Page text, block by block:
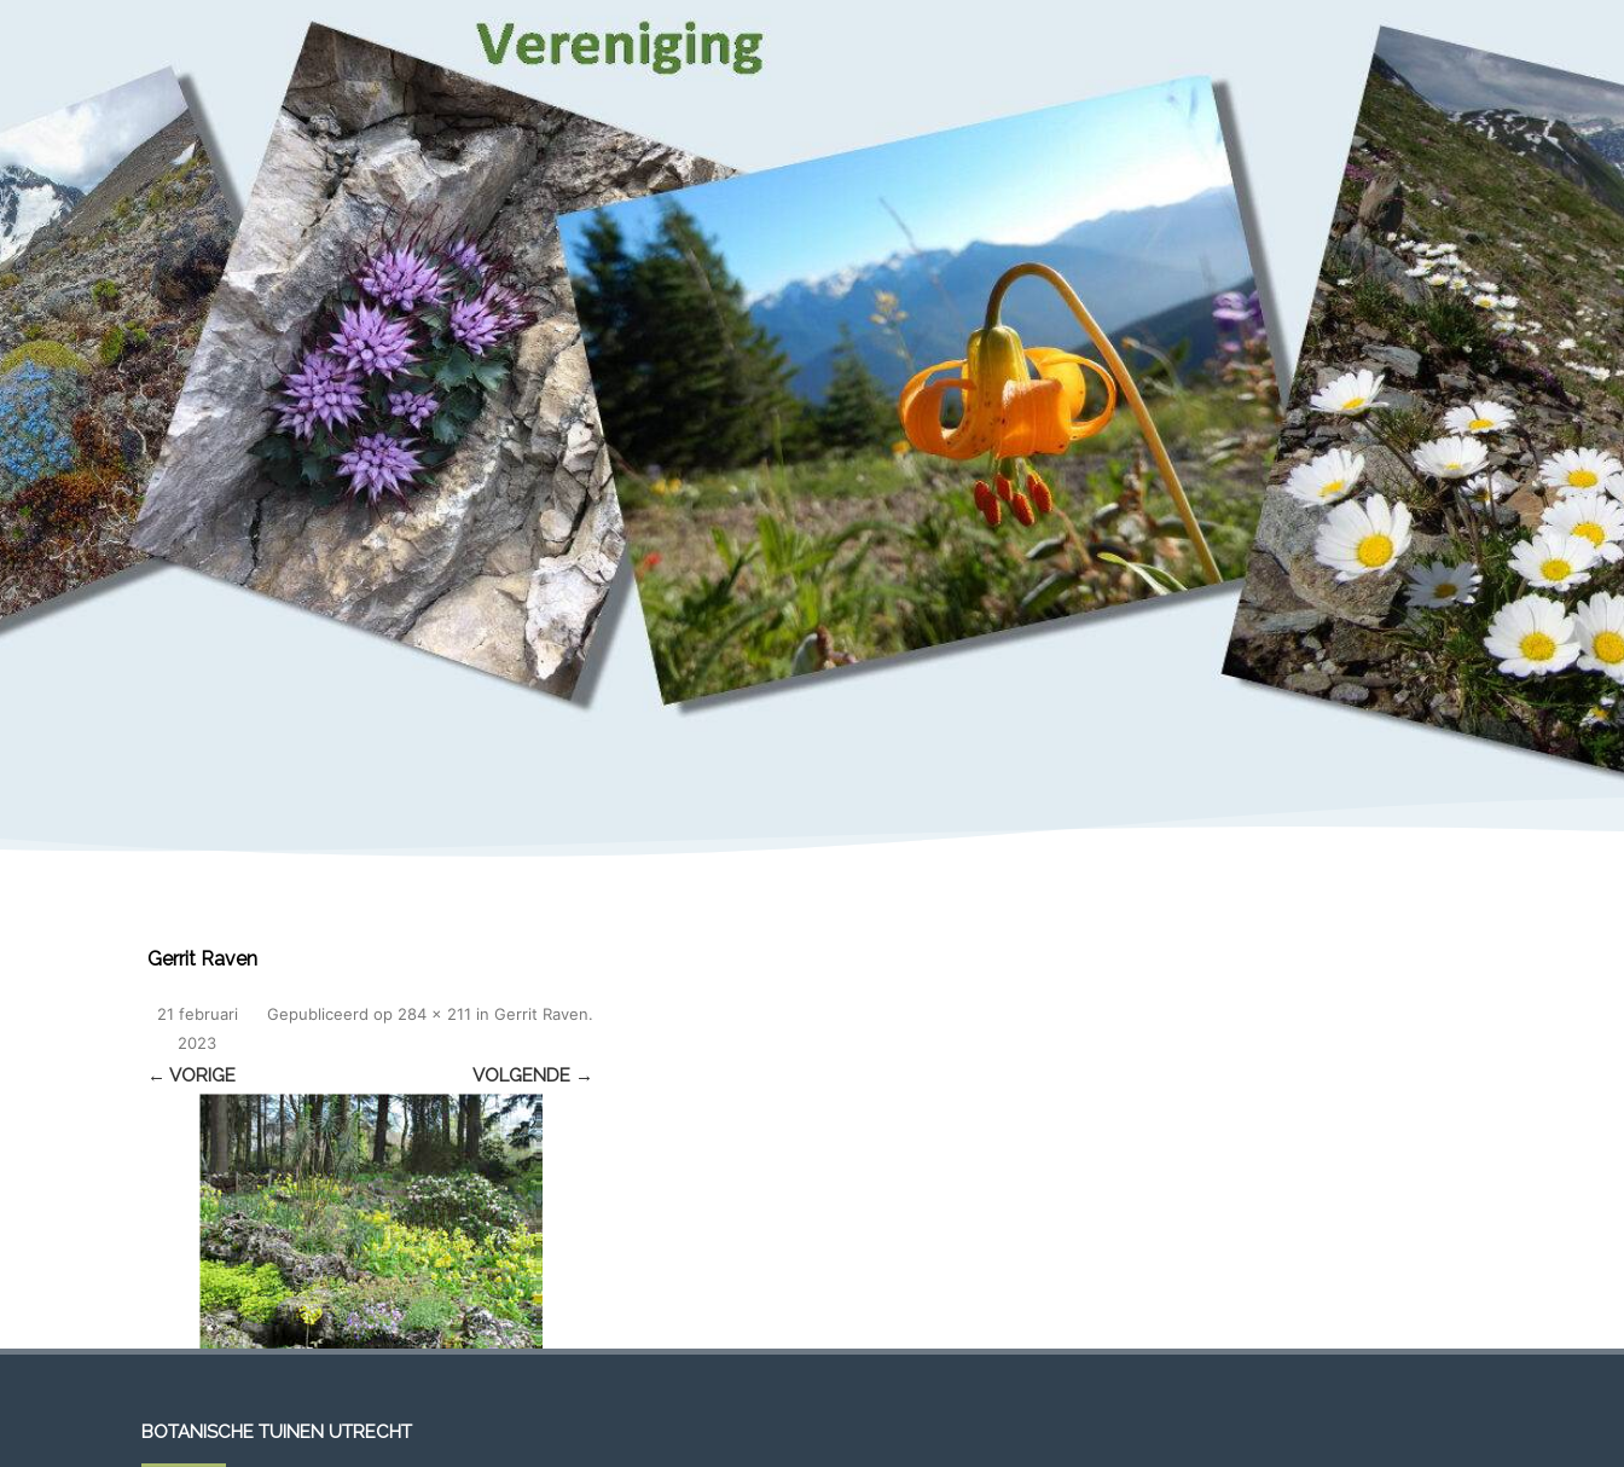
Gerrit Raven
Gepubliceerd
21 februari
2023
op 284 × 211 in Gerrit Raven.
← VORIGE VOLGENDE →
BOTANISCHE TUINEN UTRECHT